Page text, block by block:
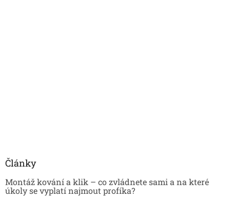
Články
Montáž kování a klik – co zvládnete sami a na které
úkoly se vyplatí najmout profíka?